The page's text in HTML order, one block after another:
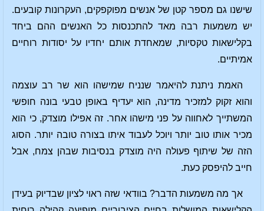
שישנו גם מספר קטן של אנשים מפוקפקים, העקרונות קובעים.
יש משמעות רבה מאד להתכנסות כל האנשים ההם ביחד
בקלישאות טקסיות, שמאחדת אותם יחדיו על יסודות רוחיים
אמיתיים.
האמת ניתנת להיאמר שנניח שמישהו הוא שר רב עוצמה
והוא זקוק למזכיר מדינה, הוא יעדיף באופן טבעי בונה חופשי
המשתייך לאחווה על פני מישהו אחר. זה אפילו מוצדק, כי הוא
מכיר אותו טוב יותר ויוכל לעבוד איתו בצורה טובה יותר. הסוג
הזה של שיתוף פעולה היה מוצדק בנסיבות שבהן צמח, אבל
חייב להיפסק כעת.
אך מה משמעות הדבר? בוודאי שזה ראוי לציון שבדיוק בעידן